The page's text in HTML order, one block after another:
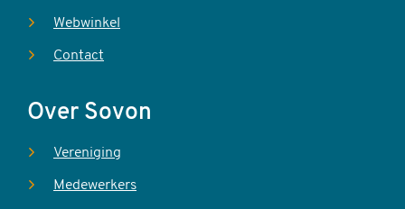
Webwinkel
Contact
Over Sovon
Vereniging
Medewerkers